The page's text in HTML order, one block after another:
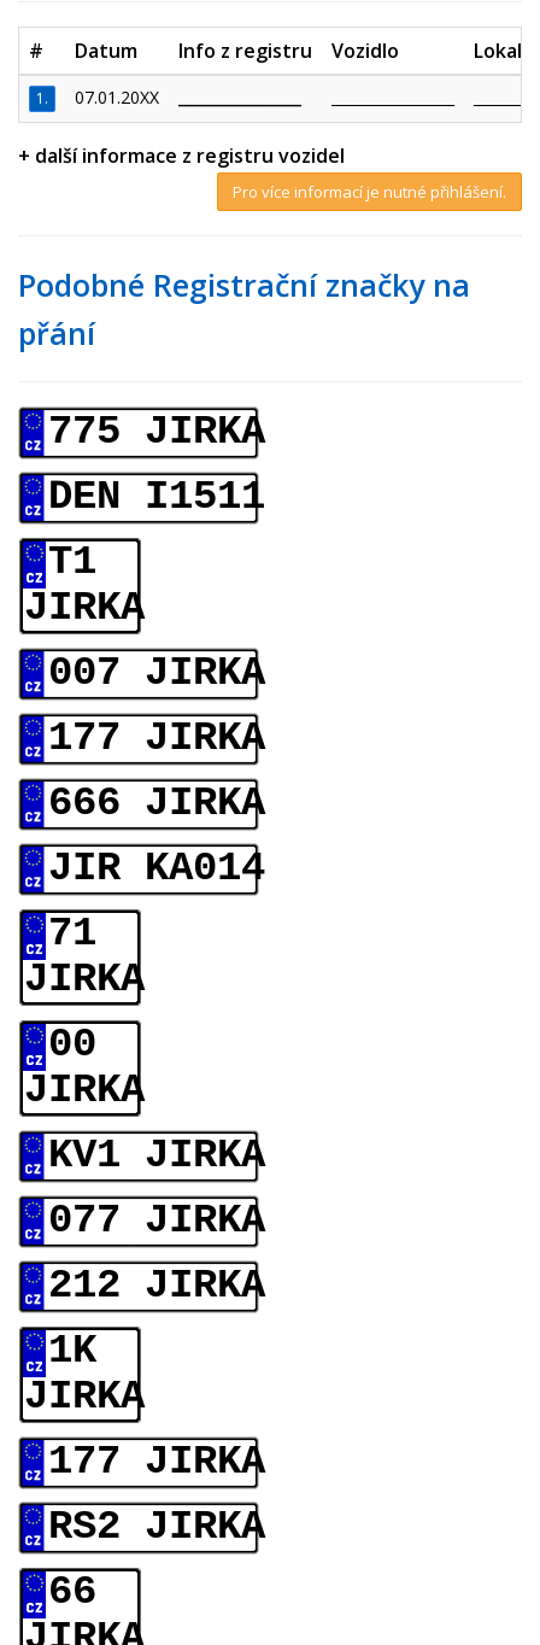
# Datum Info z registru Vozidlo
1. 07.01.20XX
+ další informace z registru vozidel
Pro více informací je nutné přihlášení.
Podobné Registrační značky na
přání
775 JIRKA
DEN I1511
T1
JIRKA
007 JIRKA
177 JIRKA
666 JIRKA
JIR KA014
71
JIRKA
00
JIRKA
KV1 JIRKA
077 JIRKA
212 JIRKA
1K
JIRKA
177 JIRKA
RS2 JIRKA
66